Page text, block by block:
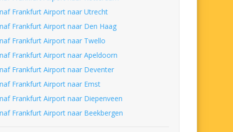
Frankfurt Airport naar Utrecht
Frankfurt Airport naar Den Haag
Frankfurt Airport naar Twello
Frankfurt Airport naar Apeldoorn
Frankfurt Airport naar Deventer
Frankfurt Airport naar Emst
Frankfurt Airport naar Diepenveen
Frankfurt Airport naar Beekbergen